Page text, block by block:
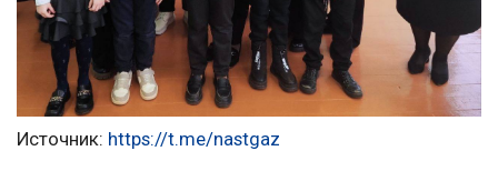
Источник: https://t.me/nastgaz